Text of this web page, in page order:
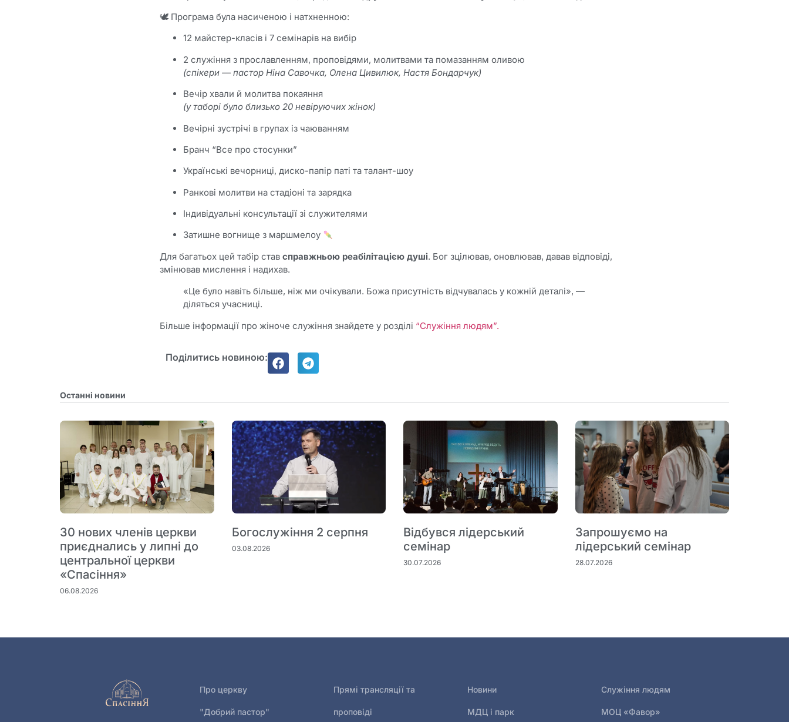
🕊 Програма була насиченою і натхненною:
12 майстер-класів і 7 семінарів на вибір
2 служіння з прославленням, проповідями, молитвами та помазанням оливою
(спікери — пастор Ніна Савочка, Олена Цивилюк, Настя Бондарчук)
Вечір хвали й молитва покаяння
(у таборі було близько 20 невіруючих жінок)
Вечірні зустрічі в групах із чаюванням
Бранч “Все про стосунки”
Українські вечорниці, диско-папір паті та талант-шоу
Ранкові молитви на стадіоні та зарядка
Індивідуальні консультації зі служителями
Затишне вогнище з маршмелоу
Для багатьох цей табір став справжньою реабілітацією душі. Бог зцілював, оновлював, давав відповіді,
змінював мислення і надихав.
«Це було навіть більше, ніж ми очікували. Божа присутність відчувалась у кожній деталі», —
діляться учасниці.
Більше інформації про жіноче служіння знайдете у розділі “Служіння людям”.
Поділитись новиною:
Останні новини
30 нових членів церкви
приєднались у липні до
центральної церкви
«Спасіння»
06.08.2026
Богослужіння 2 серпня
03.08.2026
Відбувся лідерський
семінар
30.07.2026
Запрошуємо на
лідерський семінар
28.07.2026
Про церкву
"Добрий пастор"
Прямі трансляції та
проповіді
Новини
МДЦ і парк
Служіння людям
МОЦ «Фавор»